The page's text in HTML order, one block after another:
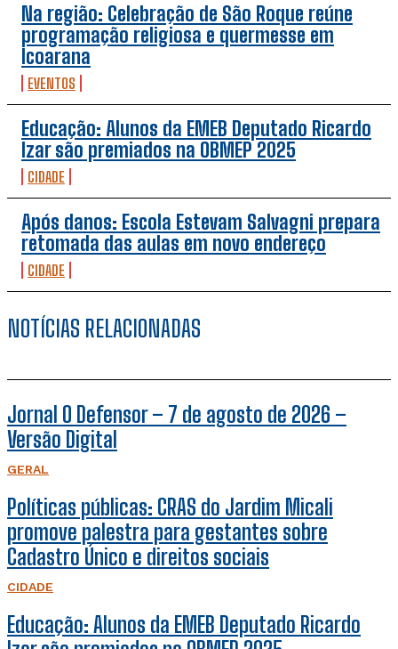
Na região: Celebração de São Roque reúne
programação religiosa e quermesse em
Icoarana
EVENTOS
Educação: Alunos da EMEB Deputado Ricardo
Izar são premiados na OBMEP 2025
CIDADE
Após danos: Escola Estevam Salvagni prepara
retomada das aulas em novo endereço
CIDADE
NOTÍCIAS RELACIONADAS
Jornal O Defensor – 7 de agosto de 2026 –
Versão Digital
GERAL
Políticas públicas: CRAS do Jardim Micali
promove palestra para gestantes sobre
Cadastro Único e direitos sociais
CIDADE
Educação: Alunos da EMEB Deputado Ricardo